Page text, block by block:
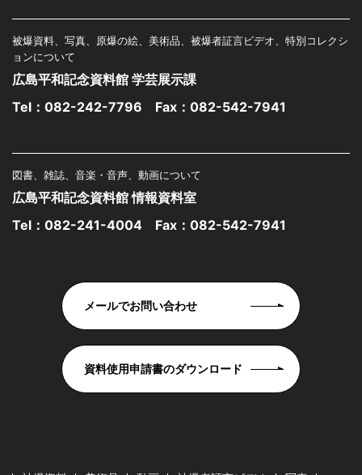
被爆資料、写真、原爆の絵、美術品、被爆者証言ビデオ、特別コレクシ
ョンについて
広島平和記念資料館 学芸展示課
Tel： 082-242-7796 Fax：082-542-7941
図書、雑誌、音楽・音声、動画について
広島平和記念資料館 情報資料室
Tel： 082-241-4004 Fax：082-542-7941
メールでお問い合わせ
資料使用申請書のダウンロード